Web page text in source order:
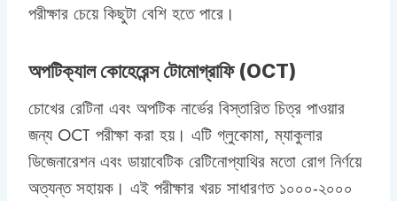
পরীক্ষার চেয়ে কিছুটা বেশি হতে পারে।
অপটিক্যাল কোহেরেন্স টোমোগ্রাফি (OCT)
চোখের রেটিনা এবং অপটিক নার্ভের বিস্তারিত চিত্র পাওয়ার
জন্য OCT পরীক্ষা করা হয়। এটি গ্লুকোমা, ম্যাকুলার
ডিজেনারেশন এবং ডায়াবেটিক রেটিনোপ্যাথির মতো রোগ নির্ণয়ে
অত্যন্ত সহায়ক। এই পরীক্ষার খরচ সাধারণত ১০০০-২০০০